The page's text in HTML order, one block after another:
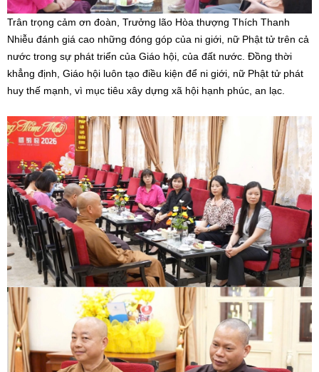
Trân trọng cảm ơn đoàn, Trưởng lão Hòa thượng Thích Thanh
Nhiễu đánh giá cao những đóng góp của ni giới, nữ Phật tử trên cả
nước trong sự phát triển của Giáo hội, của đất nước. Đồng thời
khẳng định, Giáo hội luôn tạo điều kiện để ni giới, nữ Phật tử phát
huy thế mạnh, vì mục tiêu xây dựng xã hội hạnh phúc, an lạc.